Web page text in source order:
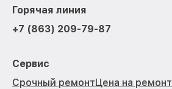
Горячая линия
+7 (863) 209-79-87
Сервис
Срочный ремонтЦена на ремонт